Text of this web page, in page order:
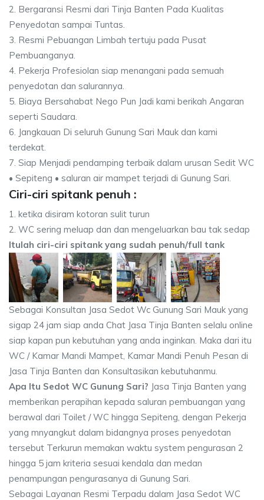
2. Bergaransi Resmi dari Tinja Banten Pada Kualitas
Penyedotan sampai Tuntas.
3. Resmi Pebuangan Limbah tertuju pada Pusat
Pembuanganya.
4. Pekerja Profesiolan siap menangani pada semuah
penyedotan dan salurannya.
5. Biaya Bersahabat Nego Pun Jadi kami berikah Angaran
seperti Saudara.
6. Jangkauan Di seluruh Gunung Sari Mauk dan kami
terdekat.
7. Siap Menjadi pendamping terbaik dalam urusan Sedit WC
• Sepiteng • saluran air mampet terjadi di Gunung Sari.
Ciri-ciri spitank penuh :
1. ketika disiram kotoran sulit turun
2. WC sering meluap dan dan mengeluarkan bau tak sedap
Itulah ciri-ciri spitank yang sudah penuh/full tank
Sebagai Konsultan Jasa Sedot Wc Gunung Sari Mauk yang
sigap 24 jam siap anda Chat Jasa Tinja Banten selalu online
siap kapan pun kebutuhan yang anda inginkan. Maka dari itu
WC / Kamar Mandi Mampet, Kamar Mandi Penuh Pesan di
Jasa Tinja Banten dan Konsultasikan kebutuhanmu.
Apa Itu Sedot WC Gunung Sari? Jasa Tinja Banten yang
memberikan perapihan kepada saluran pembuangan yang
berawal dari Toilet / WC hingga Sepiteng, dengan Pekerja
yang mnyangkut dalam bidangnya proses penyedotan
tersebut Terkurun memakan waktu system pengurasan 2
hingga 5 jam kriteria sesuai kendala dan medan
penampungan pengurasanya di Gunung Sari.
Sebagai Layanan Resmi Terpadu dalam Jasa Sedot WC